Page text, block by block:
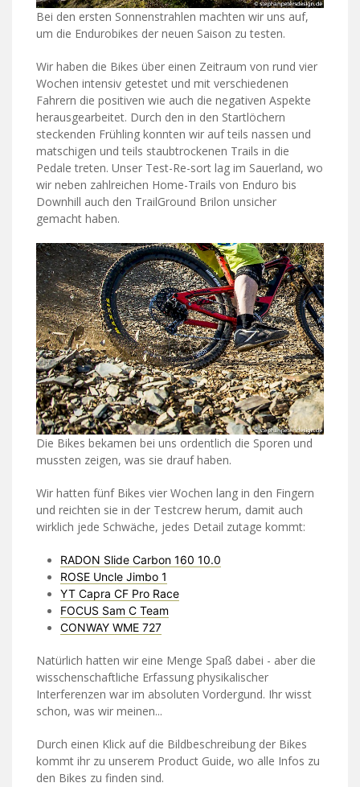
Bei den ersten Sonnenstrahlen machten wir uns auf,
um die Endurobikes der neuen Saison zu testen.
Wir haben die Bikes über einen Zeitraum von rund vier
Wochen intensiv getestet und mit verschiedenen
Fahrern die positiven wie auch die negativen Aspekte
herausgearbeitet. Durch den in den Startlöchern
steckenden Frühling konnten wir auf teils nassen und
matschigen und teils staubtrockenen Trails in die
Pedale treten. Unser Test-Re-sort lag im Sauerland, wo
wir neben zahlreichen Home-Trails von Enduro bis
Downhill auch den TrailGround Brilon unsicher
gemacht haben.
Die Bikes bekamen bei uns ordentlich die Sporen und
mussten zeigen, was sie drauf haben.
Wir hatten fünf Bikes vier Wochen lang in den Fingern
und reichten sie in der Testcrew herum, damit auch
wirklich jede Schwäche, jedes Detail zutage kommt:
RADON Slide Carbon 160 10.0
ROSE Uncle Jimbo 1
YT Capra CF Pro Race
FOCUS Sam C Team
CONWAY WME 727
Natürlich hatten wir eine Menge Spaß dabei - aber die
wisschenschaftliche Erfassung physikalischer
Interferenzen war im absoluten Vordergund. Ihr wisst
schon, was wir meinen...
Durch einen Klick auf die Bildbeschreibung der Bikes
kommt ihr zu unserem Product Guide, wo alle Infos zu
den Bikes zu finden sind.